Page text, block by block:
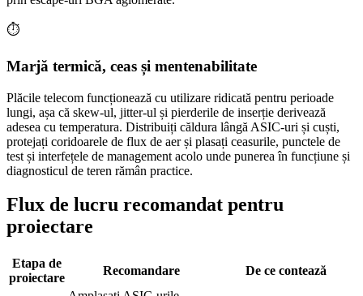
⏱️
Marjă termică, ceas și mentenabilitate
Plăcile telecom funcționează cu utilizare ridicată pentru perioade
lungi, așa că skew-ul, jitter-ul și pierderile de inserție derivează
adesea cu temperatura. Distribuiți căldura lângă ASIC-uri și cuști,
protejați coridoarele de flux de aer și plasați ceasurile, punctele de
test și interfețele de management acolo unde punerea în funcțiune și
diagnosticul de teren rămân practice.
Flux de lucru recomandat pentru
proiectare
Etapa de
proiectare
Recomandare
De ce contează